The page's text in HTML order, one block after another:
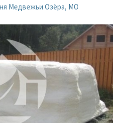
Медвежьи Озёра, МО